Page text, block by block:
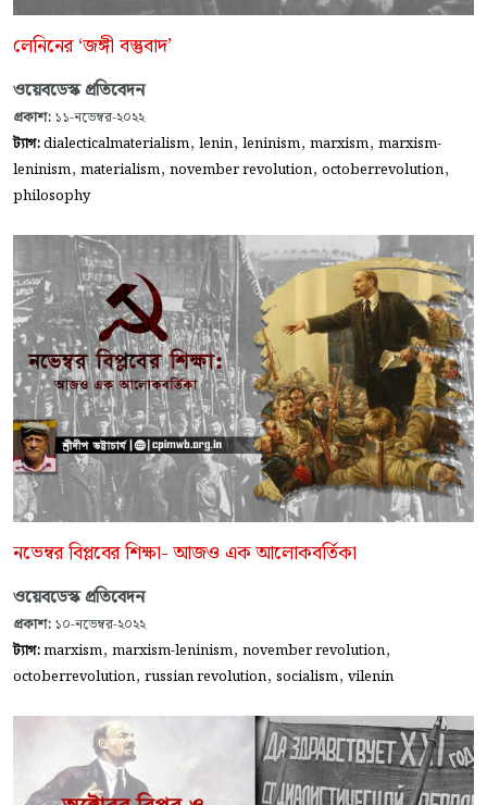
লেনিনের ‘জঙ্গী বস্তুবাদ’
ওয়েবডেস্ক প্রতিবেদন
প্রকাশ: ১১-নভেম্বর-২০২২
ট্যাগ:dialecticalmaterialism, lenin, leninism, marxism, marxism-
leninism, materialism, november revolution, octoberrevolution,
philosophy
নভেম্বর বিপ্লবের শিক্ষা- আজও এক আলোকবর্তিকা
ওয়েবডেস্ক প্রতিবেদন
প্রকাশ: ১০-নভেম্বর-২০২২
ট্যাগ:marxism, marxism-leninism, november revolution,
octoberrevolution, russian revolution, socialism, vilenin